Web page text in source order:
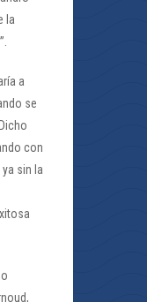
la
a
se
con
sin la